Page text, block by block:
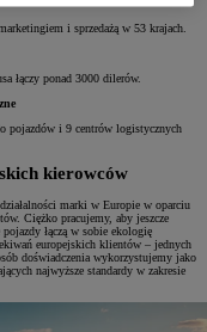
i sprzedażą w 53 krajach.
łączy ponad 3000 dilerów.
pojazdów i 9 centrów logistycznych
kierowców
marki w Europie w oparciu
Ciężko pracujemy, aby jeszcze
łączą w sobie ekologię
europejskich klientów – jednych
doświadczenia wykorzystujemy jako
najwyższe standardy w zakresie